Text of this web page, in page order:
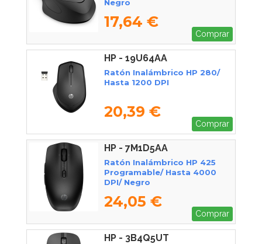
Negro
17,64 €
Comprar
HP - 19U64AA
Ratón Inalámbrico HP 280/
Hasta 1200 DPI
20,39 €
Comprar
HP - 7M1D5AA
Ratón Inalámbrico HP 425
Programable/ Hasta 4000
DPI/ Negro
24,05 €
Comprar
HP - 3B4Q5UT